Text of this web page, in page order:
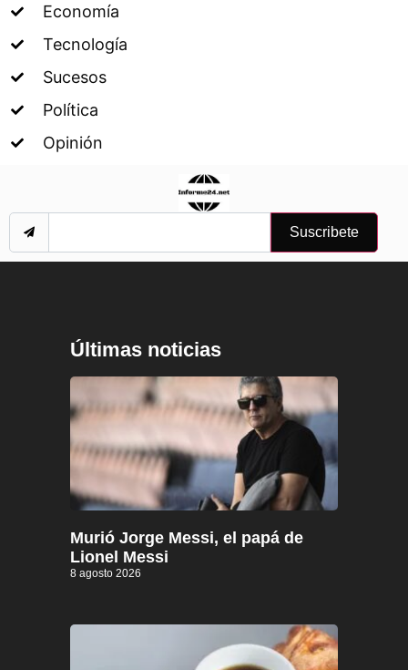
Economía
Tecnología
Sucesos
Política
Opinión
Suscribete
Últimas noticias
Murió Jorge Messi, el papá de
Lionel Messi
8 agosto 2026